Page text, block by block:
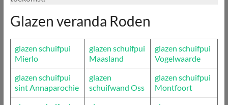
Glazen veranda Roden
glazen schuifpui
Mierlo
glazen schuifpui
Maasland
glazen schuifpui
Vogelwaarde
glazen schuifpui
sint Annaparochie
glazen
schuifwand Oss
glazen schuifpui
Montfoort